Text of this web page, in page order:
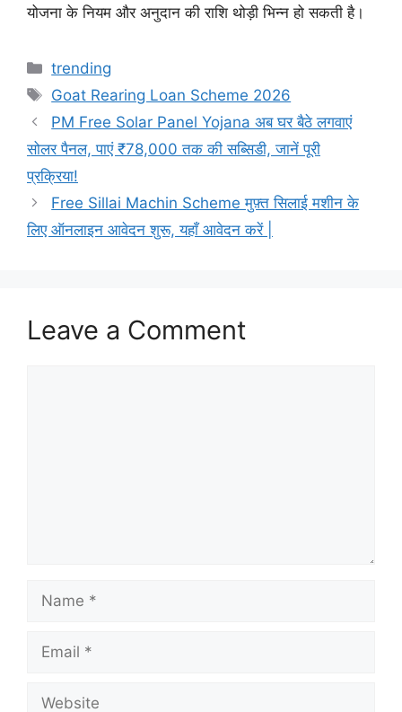
योजना के नियम और अनुदान की राशि थोड़ी भिन्न हो सकती है।
Categories
trending
Tags
Goat Rearing Loan Scheme 2026
PM Free Solar Panel Yojana अब घर बैठे लगवाएं
सोलर पैनल, पाएं ₹78,000 तक की सब्सिडी, जानें पूरी
प्रक्रिया!
Free Sillai Machin Scheme मुफ़्त सिलाई मशीन के
लिए ऑनलाइन आवेदन शुरू, यहाँ आवेदन करें |
Leave a Comment